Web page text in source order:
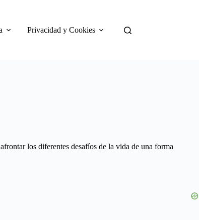
Privacidad y Cookies
los diferentes desafíos de la vida de una forma